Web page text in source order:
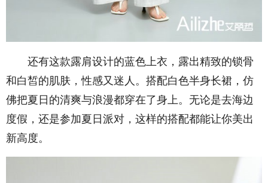
还有这款露肩设计的蓝色上衣，露出精致的锁骨
和白皙的肌肤，性感又迷人。搭配白色半身长裙，仿
佛把夏日的清爽与浪漫都穿在了身上。无论是去海边
度假，还是参加夏日派对，这样的搭配都能让你美出
新高度。